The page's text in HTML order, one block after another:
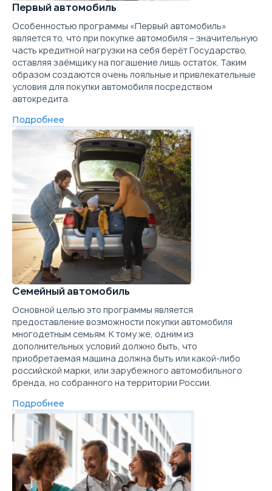
Купить в кредит
Trade-in
Забронировать
Параметры
Цена от
1 977 000
Цена в кредит
23 535
Купить в кредит
Trade-in
Выберите цвет
Подробнее о комплектации
Параметры Выгода
Цена от
2 047 000
Цена в кредит
Купить в кредит
Trade-in
Забронировать
Первый автомобиль
Особенностью программы «Первый автомобиль»
является то, что при покупке автомобиля – значительную
часть кредитной нагрузки на себя берёт Государство,
оставляя заёмщику на погашение лишь остаток. Таким
образом создаются очень лояльные и привлекательные
условия для покупки автомобиля посредством
автокредита.
Подробнее
Семейный автомобиль
Основной целью это программы является
предоставление возможности покупки автомобиля
многодетным семьям. К тому же, одним из
дополнительных условий должно быть, что
приобретаемая машина должна быть или какой-либо
российской марки, или зарубежного автомобильного
бренда, но собранного на территории России.
Подробнее